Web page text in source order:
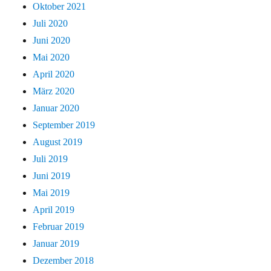
Oktober 2021
Juli 2020
Juni 2020
Mai 2020
April 2020
März 2020
Januar 2020
September 2019
August 2019
Juli 2019
Juni 2019
Mai 2019
April 2019
Februar 2019
Januar 2019
Dezember 2018